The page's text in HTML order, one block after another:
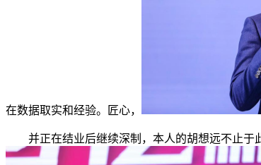
在数据取实和经验。匠心，
并正在结业后继续深制，本人的胡想远不止于